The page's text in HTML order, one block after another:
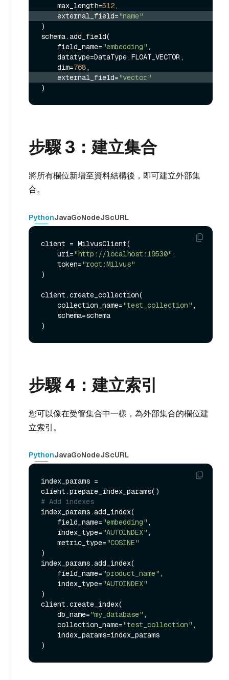
    max_length=
512
    external_field=
"name"
)
schema.add_field(
    field_name=
"embedding" ,
    dim=
768
    external_field=
"vector"
步驟 3：建立集合
將所有欄位新增至資料結構後，即可建立外部集
合。
PythonJavaGoNodeJScURL
client = MilvusClient(
    uri=
"http://localhost:19530" ,
    token=
"root:Milvus"
)
client.create_collection(
    collection_name=
"test_collection" ,
步驟 4：建立索引
您可以像在受管集合中一樣，為外部集合的欄位建
立索引。
PythonJavaGoNodeJScURL
index_params =
# Add indexes
index_params.add_index(
    field_name=
"embedding" ,
    index_type=
"AUTOINDEX" ,
    metric_type=
"COSINE"
)
index_params.add_index(
    field_name=
"product_name" ,
    index_type=
"AUTOINDEX"
)
client.create_index(
    db_name=
"my_database" ,
    collection_name=
"test_collection" ,